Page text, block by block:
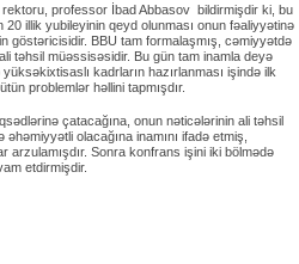
professor İbad Abbasov bildirmişdir ki, bu
20 illik yubileyinin qeyd olunması onun fəaliyyətinə
göstəricisidir. BBU tam formalaşmış, cəmiyyətdə
təhsil müəssisəsidir. Bu gün tam inamla deyə
kadrların hazırlanması işində ilk
problemlər həllini tapmışdır.
çatacağına, onun nəticələrinin ali təhsil
olacağına inamını ifadə etmiş,
arzulamışdır. Sonra konfrans işini iki bölmədə
etdirmişdir.